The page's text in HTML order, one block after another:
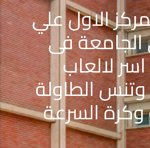
الاول علي
فى
لالعاب
الطاولة
وكرة السرعة